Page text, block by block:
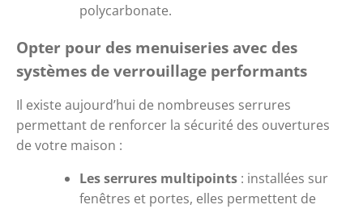
polycarbonate.
Opter pour des menuiseries avec des
systèmes de verrouillage performants
Il existe aujourd’hui de nombreuses serrures
permettant de renforcer la sécurité des ouvertures
de votre maison :
Les serrures multipoints : installées sur
fenêtres et portes, elles permettent de